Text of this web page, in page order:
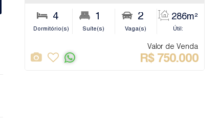
R$750.000
Valor de Venda
4
Dormitório(s)
1
Suíte(s)
2
Vaga(s) Útil:
286m²